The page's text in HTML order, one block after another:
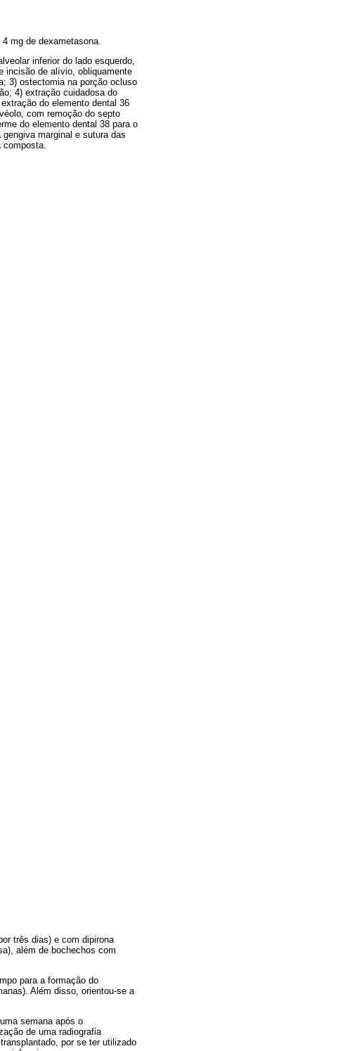
mg de dexametasona.
inferior do lado esquerdo,
incisão de alívio, obliquamente
3) ostectomia na porção ocluso
4) extração cuidadosa do
do elemento dental 36
com remoção do septo
do elemento dental 38 para o
marginal e sutura das
três dias) e com dipirona
além de bochechos com
para a formação do
Além disso, orientou-se a
semana após o
de uma radiografia
por se ter utilizado